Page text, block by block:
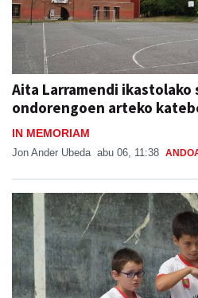
Aita Larramendi
ondorengoen arteko
IN MEMORIAM
Jon Ander Ubeda abu 06, 11:38